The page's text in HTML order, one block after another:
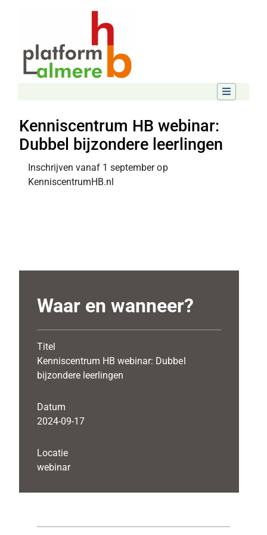
Kenniscentrum HB webinar:
Dubbel bijzondere leerlingen
Inschrijven vanaf 1 september op
KenniscentrumHB.nl
Waar en wanneer?
Titel
Kenniscentrum HB webinar: Dubbel
bijzondere leerlingen
Datum
2024-09-17
Locatie
webinar